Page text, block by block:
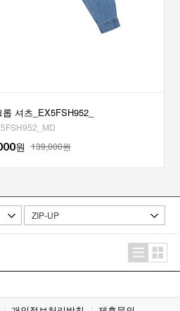
셔츠_EX5FSH952_
원 139,000원